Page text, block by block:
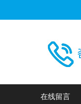
在线留言